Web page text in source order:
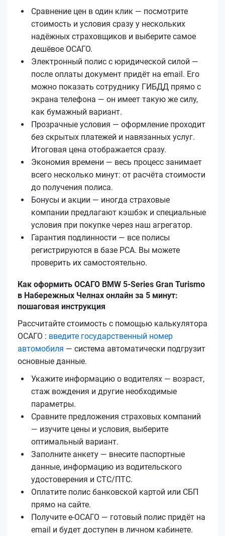
Сравнение цен в один клик — посмотрите
стоимость и условия сразу у нескольких
надёжных страховщиков и выберите самое
дешёвое ОСАГО.
Электронный полис с юридической силой —
после оплаты документ придёт на email. Его
можно показать сотруднику ГИБДД прямо с
экрана телефона — он имеет такую же силу,
как бумажный вариант.
Прозрачные условия — оформление проходит
без скрытых платежей и навязанных услуг.
Итоговая цена отображается сразу.
Экономия времени — весь процесс занимает
всего несколько минут: от расчёта стоимости
до получения полиса.
Бонусы и акции — иногда страховые
компании предлагают кэшбэк и специальные
условия при покупке через наш агрегатор.
Гарантия подлинности — все полисы
регистрируются в базе РСА. Вы можете
проверить их самостоятельно.
Как оформить ОСАГО BMW 5-Series Gran Turismo
в Набережных Челнах онлайн за 5 минут:
пошаговая инструкция
Рассчитайте стоимость с помощью калькулятора
ОСАГО : введите государственный номер
автомобиля — система автоматически подгрузит
основные данные.
Укажите информацию о водителях — возраст,
стаж вождения и другие необходимые
параметры.
Сравните предложения страховых компаний
— изучите цены и условия, выберите
оптимальный вариант.
Заполните анкету — внесите паспортные
данные, информацию из водительского
удостоверения и СТС/ПТС.
Оплатите полис банковской картой или СБП
прямо на сайте.
Получите е‑ОСАГО — готовый полис придёт на
email и будет доступен в личном кабинете.